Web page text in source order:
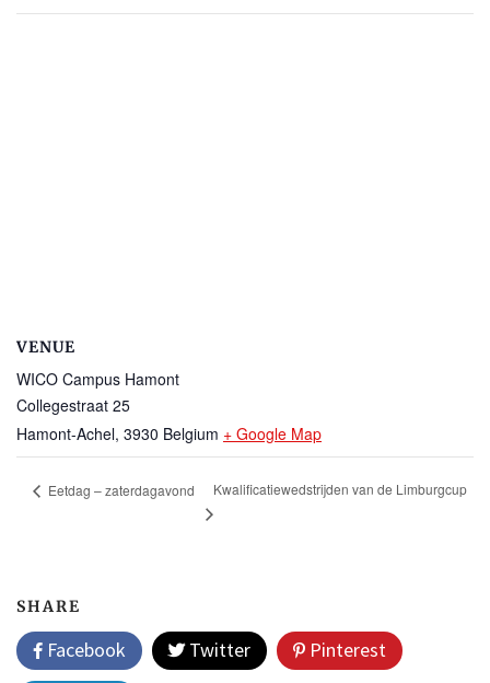
VENUE
WICO Campus Hamont
Collegestraat 25
Hamont-Achel, 3930 Belgium + Google Map
Eetdag – zaterdagavond Kwalificatiewedstrijden van de Limburgcup
SHARE
Facebook Twitter Pinterest